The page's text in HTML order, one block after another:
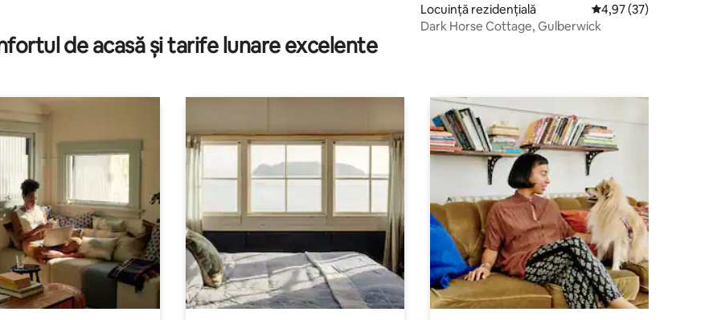
Locuință rezidențială Scor mediu de 4,97
4,97 (37)
Dark Horse Cottage, Gulberwick
de acasă și tarife lunare excelente